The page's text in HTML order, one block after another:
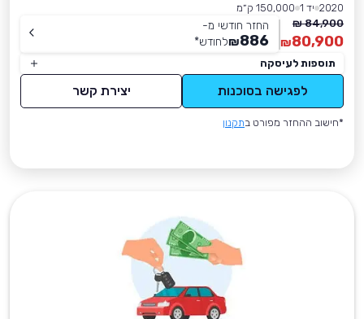
2020 יד 1
150,000 ק״מ
84,900 ₪
80,900
₪
החזר חודשי מ-
886
₪לחודש*
תוספות לעיסקה
לפגישה בסוכנות יצירת קשר
*חישוב ההחזר מפורט בתקנון